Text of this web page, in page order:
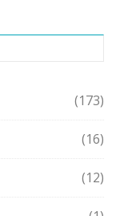
(173)
(16)
(12)